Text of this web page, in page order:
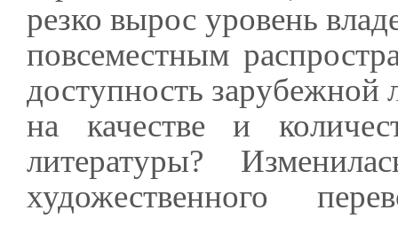
резко вырос уровень
повсеместным
доступность зарубежной
на качестве и
литературы?
художественного